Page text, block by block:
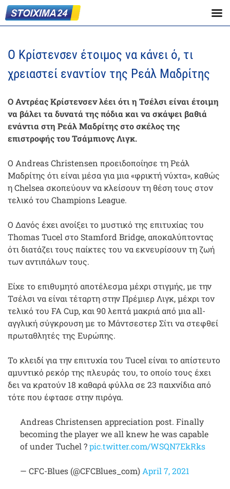
Ο Κρίστενσεν έτοιμος να κάνει ό, τι
χρειαστεί εναντίον της Ρεάλ Μαδρίτης
Ο Αντρέας Κρίστενσεν λέει ότι η Τσέλσι είναι έτοιμη
να βάλει τα δυνατά της πόδια και να σκάψει βαθιά
ενάντια στη Ρεάλ Μαδρίτης στο σκέλος της
επιστροφής του Τσάμπιονς Λιγκ.
Ο Andreas Christensen προειδοποίησε τη Ρεάλ
Μαδρίτης ότι είναι μέσα για μια «φρικτή νύχτα», καθώς
η Chelsea σκοπεύουν να κλείσουν τη θέση τους στον
τελικό του Champions League.
Ο Δανός έχει ανοίξει το μυστικό της επιτυχίας του
Thomas Tucel στο Stamford Bridge, αποκαλύπτοντας
ότι διατάζει τους παίκτες του να εκνευρίσουν τη ζωή
των αντιπάλων τους.
Είχε το επιθυμητό αποτέλεσμα μέχρι στιγμής, με την
Τσέλσι να είναι τέταρτη στην Πρέμιερ Λιγκ, μέχρι τον
τελικό του FA Cup, και 90 λεπτά μακριά από μια all-
αγγλική σύγκρουση με το Μάντσεστερ Σίτι να στεφθεί
πρωταθλητές της Ευρώπης.
Το κλειδί για την επιτυχία του Tucel είναι το απίστευτο
αμυντικό ρεκόρ της πλευράς του, το οποίο τους έχει
δει να κρατούν 18 καθαρά φύλλα σε 23 παιχνίδια από
τότε που έφτασε στην πιρόγα.
Andreas Christensen appreciation post. Finally
becoming the player we all knew he was capable
of under Tuchel ?pic.twitter.com/WSQN7EkRks
— CFC-Blues (@CFCBlues_com) April 7, 2021